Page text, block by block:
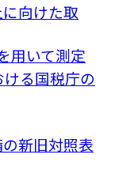
向けた取
用いて測定
る国税庁の
新旧対照表